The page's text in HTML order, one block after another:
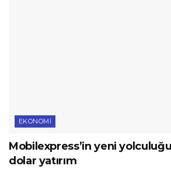
EKONOMI
Mobilexpress’in yeni
dolar yatırım